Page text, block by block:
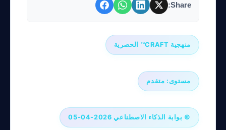
Share:
منهجية CRAFT™ الحصرية
مستوى: متقدم
© بوابة الذكاء الاصطناعي 2026-04-05